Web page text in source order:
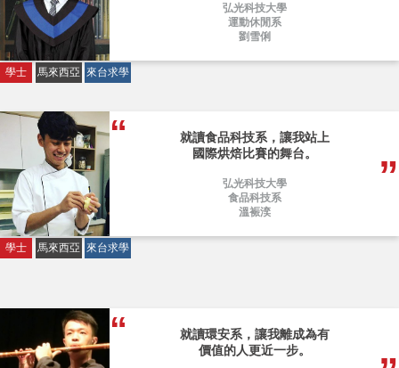
弘光科技大學
運動休閒系
劉雪俐
學士 馬來西亞 來台求學
就讀食品科技系，讓我站上
國際烘焙比賽的舞台。
弘光科技大學
食品科技系
溫裖湙
學士 馬來西亞 來台求學
就讀環安系，讓我離成為有
價值的人更近一步。